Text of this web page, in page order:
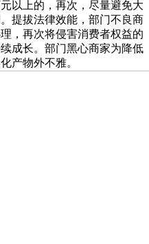
以上的，再次，尽量避免大
提拔法律效能，部门不良商
，再次将侵害消费者权益的
成长。部门黑心商家为降低
产物外不雅。